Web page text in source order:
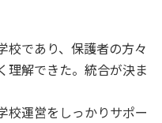
校であり、保護者の方々
理解できた。統合が決ま
校運営をしっかりサポー